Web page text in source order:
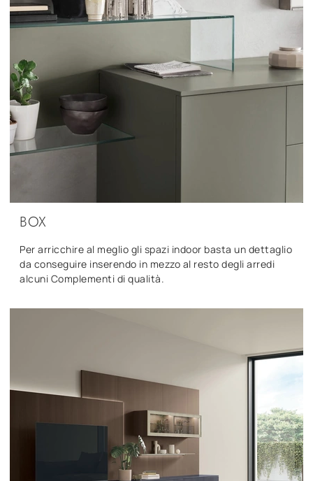
BOX
Per arricchire al meglio gli spazi indoor basta un dettaglio
da conseguire inserendo in mezzo al resto degli arredi
alcuni Complementi di qualità.